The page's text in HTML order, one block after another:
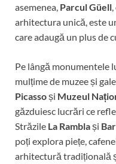
asemenea, Parcul Güell
arhitectura unică, este
care adaugă un plus de
Pe lângă monumentele
mulțime de muzee și
Picassoși Muzeul
găzduiesc lucrări ce
Străzile La Ramblași
poți explora piețe,
arhitectură tradițională